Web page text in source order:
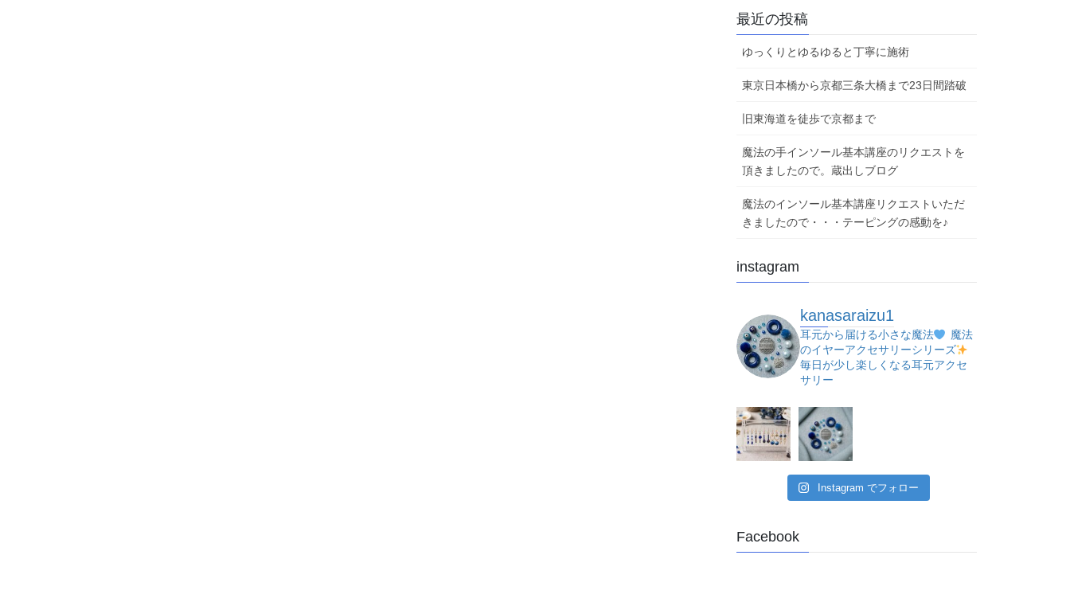
最近の投稿
ゆっくりとゆるゆると丁寧に施術
東京日本橋から京都三条大橋まで23日間踏破
旧東海道を徒歩で京都まで
魔法の手インソール基本講座のリクエストを
頂きましたので。蔵出しブログ
魔法のインソール基本講座リクエストいただ
きましたので・・・テーピングの感動を♪
instagram
kanasaraizu1
耳元から届ける小さな魔法
魔法
のイヤーアクセサリーシリーズ
毎日が少し楽しくなる耳元アクセ
サリー
Instagram でフォロー
Facebook